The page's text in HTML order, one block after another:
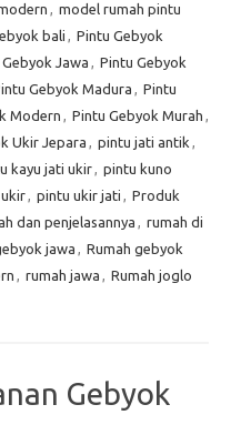
, model rumah pintu
bali , Pintu Gebyok
Jawa , Pintu Gebyok
Gebyok Madura , Pintu
Modern , Pintu Gebyok Murah ,
Ukir Jepara , pintu jati antik ,
kayu jati ukir, pintu kuno
, pintu ukir jati , Produk
dan penjelasannya , rumah di
jawa , Rumah gebyok
, rumah jawa , Rumah joglo
Gebyok